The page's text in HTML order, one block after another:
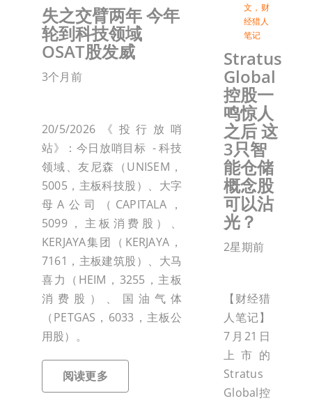
失之交臂两年 今年
轮到科技领域
OSAT股发威
3个月前
20/5/2026《投行放哨
站》：今日放哨目标 - 科技
领域、友尼森（UNISEM，
5005，主板科技股）、大字
母A公司（CAPITALA，
5099，主板消费股）、
KERJAYA集团（KERJAYA，
7161，主板建筑股）、大马
喜力（HEIM，3255，主板
消费股）、国油气体
（PETGAS，6033，主板公
用股）。
阅读更多
文 ， 财
经猎人
笔记
Stratus
Global
控股一
鸣惊人
之后 这
3只智
能仓储
概念股
可以沾
光？
2星期前
【财经猎
人笔记】
7月21日
上市的
Stratus
Global控